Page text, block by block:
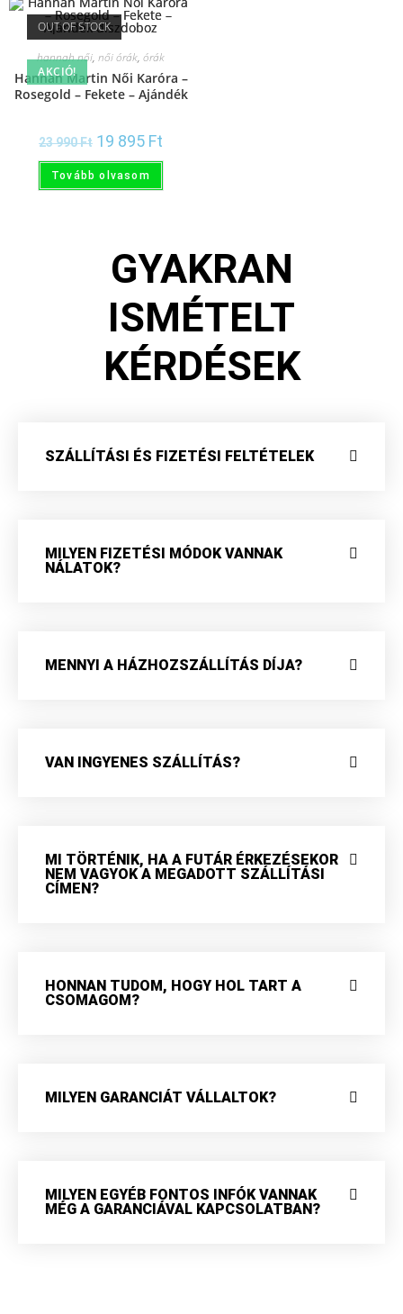
OUT OF STOCK
AKCIÓ!
hannah női, női órák, órák
Hannah Martin Női Karóra –
Rosegold – Fekete – Ajándék
23 990Ft 19 895 Ft
Tovább olvasom
GYAKRAN
ISMÉTELT
KÉRDÉSEK
SZÁLLÍTÁSI ÉS FIZETÉSI FELTÉTELEK
MILYEN FIZETÉSI MÓDOK VANNAK
NÁLATOK?
MENNYI A HÁZHOZSZÁLLÍTÁS DÍJA?
VAN INGYENES SZÁLLÍTÁS?
MI TÖRTÉNIK, HA A FUTÁR ÉRKEZÉSEKOR
NEM VAGYOK A MEGADOTT SZÁLLÍTÁSI
CÍMEN?
HONNAN TUDOM, HOGY HOL TART A
CSOMAGOM?
MILYEN GARANCIÁT VÁLLALTOK?
MILYEN EGYÉB FONTOS INFÓK VANNAK
MÉG A GARANCIÁVAL KAPCSOLATBAN?